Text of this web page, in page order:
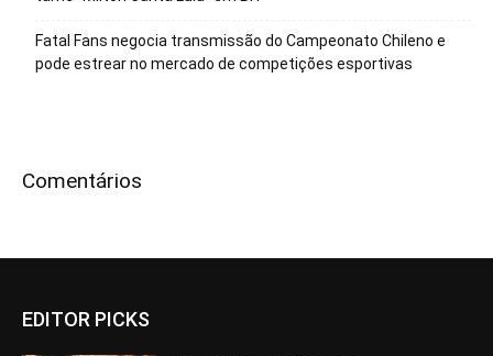
Fatal Fans negocia transmissão do Campeonato Chileno e
pode estrear no mercado de competições esportivas
Comentários
EDITOR PICKS